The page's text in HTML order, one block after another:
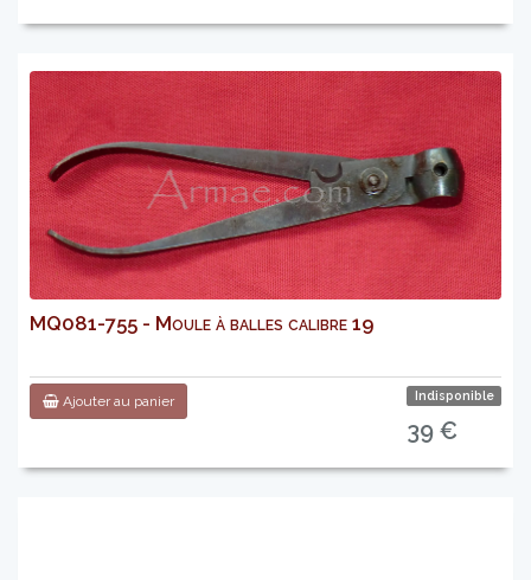
MQ081-755 - Moule à balles calibre 19
Ajouter au panier Indisponible
39 €